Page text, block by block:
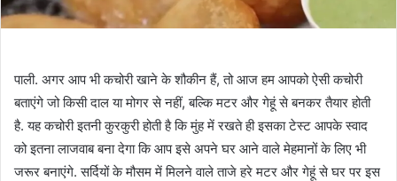
पाली. अगर आप भी कचोरी खाने के शौकीन हैं, तो आज हम आपको ऐसी कचोरी
बताएंगे जो किसी दाल या मोगर से नहीं, बल्कि मटर और गेहूं से बनकर तैयार होती
है. यह कचोरी इतनी कुरकुरी होती है कि मुंह में रखते ही इसका टेस्ट आपके स्वाद
को इतना लाजवाब बना देगा कि आप इसे अपने घर आने वाले मेहमानों के लिए भी
जरूर बनाएंगे. सर्दियों के मौसम में मिलने वाले ताजे हरे मटर और गेहूं से घर पर इस